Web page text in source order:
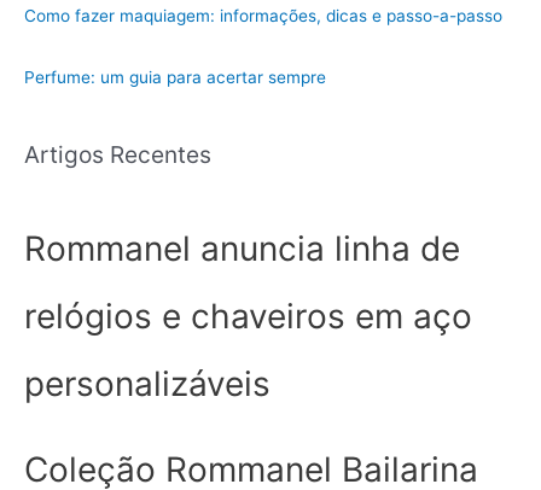
Como fazer maquiagem: informações, dicas e passo-a-passo
Perfume: um guia para acertar sempre
Artigos Recentes
Rommanel anuncia linha de
relógios e chaveiros em aço
personalizáveis
Coleção Rommanel Bailarina